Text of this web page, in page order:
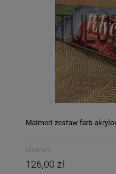
Maimeri zestaw farb
Maimeri
126,00 zł